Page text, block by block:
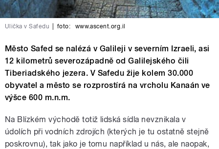
Ulička v Safedu foto: www.ascent.org.il
Město Safed se nalézá v Galileji v severním Izraeli, asi
12 kilometrů severozápadně od Galilejského čili
Tiberiadského jezera. V Safedu žije kolem 30.000
obyvatel a město se rozprostírá na vrcholu Kanaán ve
výšce 600 m.n.m.
Na Blízkém východě totiž lidská sídla nevznikala v
údolích při vodních zdrojích (kterých je tu ostatně stejně
poskrovnu), tak jako je tomu například u nás, ale naopak,